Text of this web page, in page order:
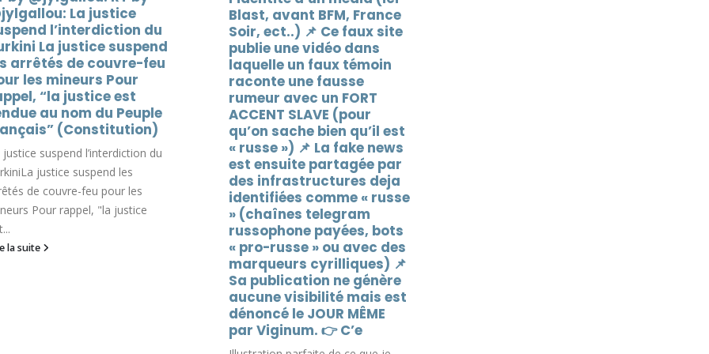
avant BFM, France
ect..) 📌 Ce faux site
une vidéo dans
un faux témoin
une fausse
avec un FORT
SLAVE (pour
sache bien qu’il est
») 📌 La fake news
ensuite partagée par
infrastructures deja
comme « russe
telegram
payées, bots
russe » ou avec des
journalisme @le_Parisien
de temps en temps ?
La manipulation des élections en
Roumanie ne venait pas des
Russes mais d’une officine payée
par les partis pro-UE. C’est...
Lire la suite